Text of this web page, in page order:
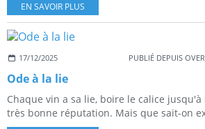
EN SAVOIR PLUS
17/12/2025 PUBLIÉ DEPUIS
Ode à la lie
Chaque vin a sa lie, boire le calice
très bonne réputation. Mais que sait-on